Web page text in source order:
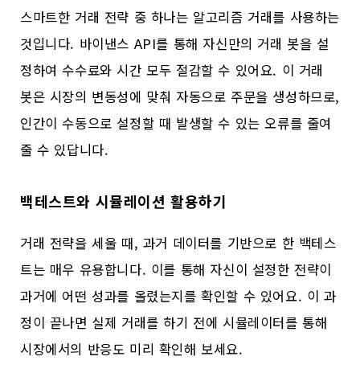
스마트한 거래 전략 중 하나는 알고리즘 거래를 사용하는
것입니다. 바이낸스 API를 통해 자신만의 거래 봇을 설
정하여 수수료와 시간 모두 절감할 수 있어요. 이 거래
봇은 시장의 변동성에 맞춰 자동으로 주문을 생성하므로,
인간이 수동으로 설정할 때 발생할 수 있는 오류를 줄여
줄 수 있답니다.
백테스트와 시뮬레이션 활용하기
거래 전략을 세울 때, 과거 데이터를 기반으로 한 백테스
트는 매우 유용합니다. 이를 통해 자신이 설정한 전략이
과거에 어떤 성과를 올렸는지를 확인할 수 있어요. 이 과
정이 끝나면 실제 거래를 하기 전에 시뮬레이터를 통해
시장에서의 반응도 미리 확인해 보세요.